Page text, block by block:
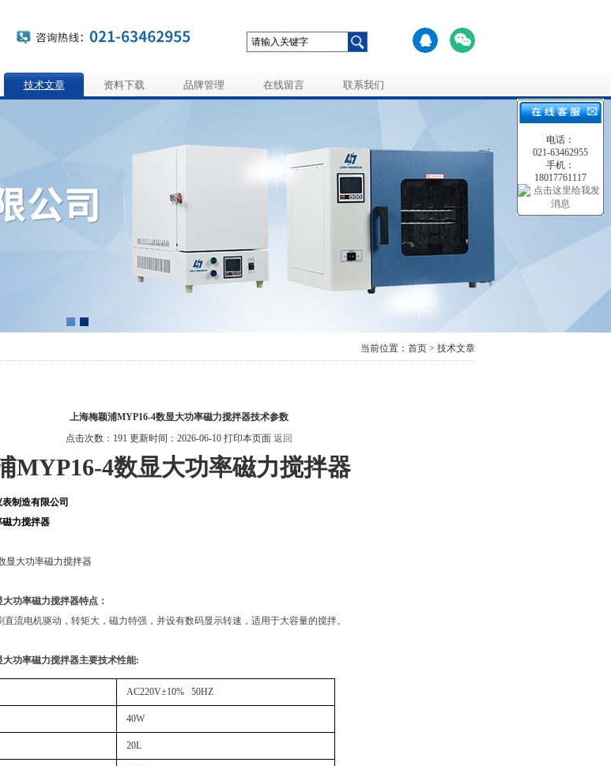
技术文章 资料下载 品牌管理 在线留言 联系我们
当前位置：首页 > 技术文章
上海梅颖浦MYP16-4数显大功率磁力搅拌器技术参数
点击次数：191 更新时间：2026-06-10打印本页面 返回
MYP16-4数显大功率磁力搅拌器
制造有限公司
力搅拌器
大功率磁力搅拌器特点：
流电机驱动，转矩大，磁力特强，并设有数码显示转速，适用于大容量的搅拌。
大功率磁力搅拌器主要技术性能:
AC220V±10% 50HZ
40W
20L
电话：
021-63462955
手机：
18017761117